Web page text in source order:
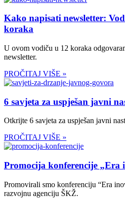
Kako napisati newsletter:
koraka
U ovom vodiču u 12 koraka
newsletter.
PROČITAJ VIŠE »
6 savjeta za uspješan javni
Otkrijte 6 savjeta za uspješan javni
PROČITAJ VIŠE »
Promocija konferencije „Era
Promovirali smo konferenciju “Era
razvojnu agenciju ŠKŽ.